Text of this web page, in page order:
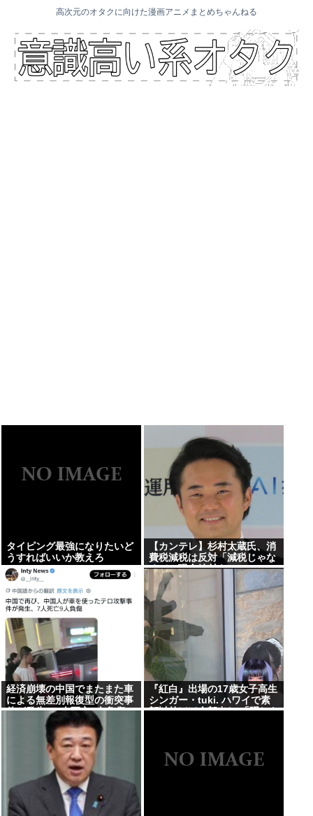
高次元のオタクに向けた漫画アニメまとめちゃんねる
タイピング最強になりたいど
うすればいいか教えろ
【カンテレ】杉村太蔵氏、消
費税減税は反対「減税じゃな
くて、現金給付を」
経済崩壊の中国でまたまた車
による無差別報復型の衝突事
件が発生、7人死亡9人負傷
『紅白』出場の17歳女子高生
シンガー・tuki. ハワイで素
顔以外ほぼ全部出し 「隠しき